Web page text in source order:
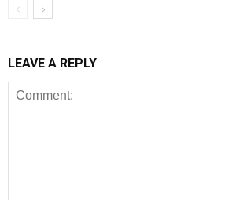
LEAVE A REPLY